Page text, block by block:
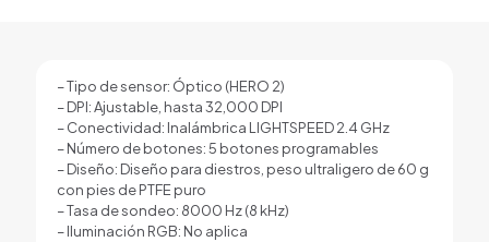
– Tipo de sensor: Óptico (HERO 2)
– DPI: Ajustable, hasta 32,000 DPI
– Conectividad: Inalámbrica LIGHTSPEED 2.4 GHz
– Número de botones: 5 botones programables
– Diseño: Diseño para diestros, peso ultraligero de 60 g
con pies de PTFE puro
– Tasa de sondeo: 8000 Hz (8 kHz)
– Iluminación RGB: No aplica